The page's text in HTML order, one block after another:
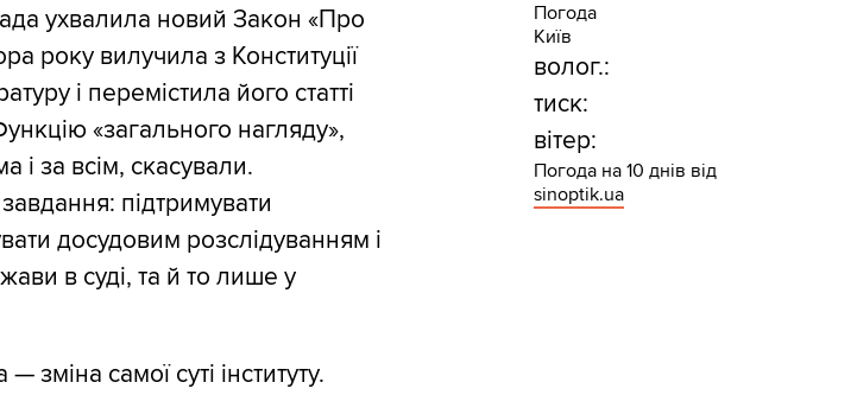
ухвалила новий Закон «Про
року вилучила з Конституції
і перемістила його статті
«загального нагляду»,
і за всім, скасували.
підтримувати
досудовим розслідуванням і
в суді, та й то лише у
самої суті інституту.
Погода
Київ
волог.:
тиск:
вітер:
Погода на 10 днів від
sinoptik.ua